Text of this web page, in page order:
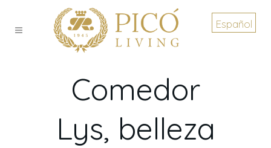
Español
Comedor
Lys, belleza